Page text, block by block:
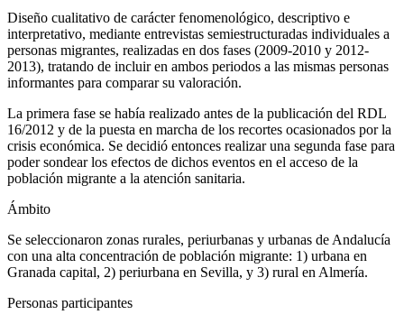
Diseño cualitativo de carácter fenomenológico, descriptivo e
interpretativo, mediante entrevistas semiestructuradas individuales a
personas migrantes, realizadas en dos fases (2009-2010 y 2012-
2013), tratando de incluir en ambos periodos a las mismas personas
informantes para comparar su valoración.
La primera fase se había realizado antes de la publicación del RDL
16/2012 y de la puesta en marcha de los recortes ocasionados por la
crisis económica. Se decidió entonces realizar una segunda fase para
poder sondear los efectos de dichos eventos en el acceso de la
población migrante a la atención sanitaria.
Ámbito
Se seleccionaron zonas rurales, periurbanas y urbanas de Andalucía
con una alta concentración de población migrante: 1) urbana en
Granada capital, 2) periurbana en Sevilla, y 3) rural en Almería.
Personas participantes